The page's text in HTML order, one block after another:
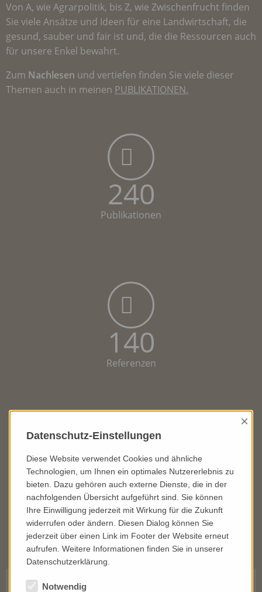
Von A, wie Agrarpolitik, bis Z, wie Zwischenfrucht finden
Sie viele Ansätze und Ideen für eine Landwirtschaft, die
gesund, sauber und fair ist und, die die Ressourcen auch
für unsere Enkel bewahrt.
Zum Nachlesen und vertiefen finden Sie viele dieser
Themen auch in meinen PUBLIKATIONEN.
240
Publikationen
140
Referenzen
500
untersuchte Flächen
Datenschutz-Einstellungen
×
Diese Website verwendet Cookies und ähnliche
Technologien, um Ihnen ein optimales Nutzererlebnis zu
bieten. Dazu gehören auch externe Dienste, die in der
nachfolgenden Übersicht aufgeführt sind. Sie können
Ihre Einwilligung jederzeit mit Wirkung für die Zukunft
widerrufen oder ändern. Diesen Dialog können Sie
jederzeit über einen Link im Footer der Website erneut
aufrufen. Weitere Informationen finden Sie in unserer
Datenschutzerklärung.
Notwendig